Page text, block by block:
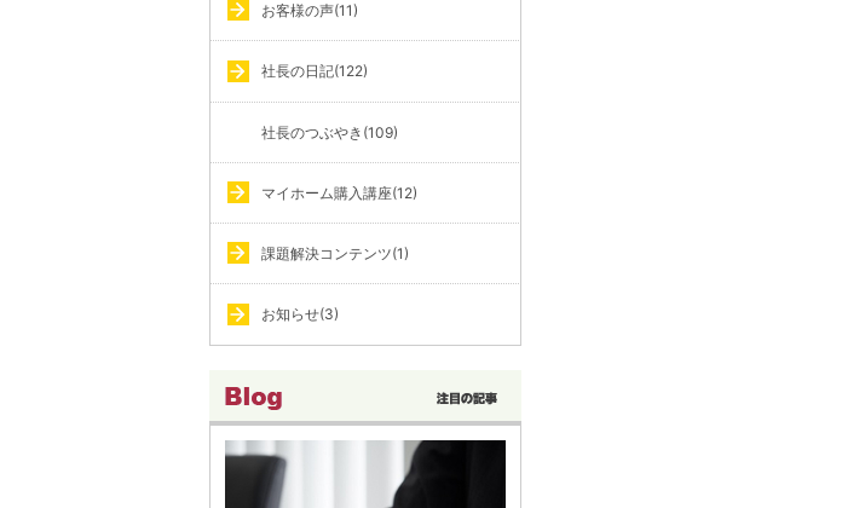
お客様の声(11)
社長の日記(122)
社長のつぶやき(109)
マイホーム購入講座(12)
課題解決コンテンツ(1)
お知らせ(3)